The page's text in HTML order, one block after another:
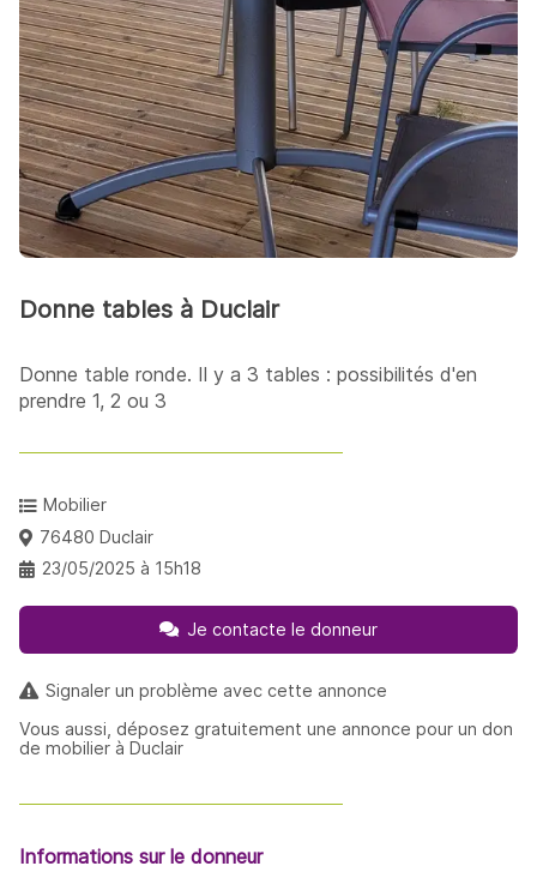
Donne tables à Duclair
Donne table ronde. Il y a 3 tables : possibilités d'en
prendre 1, 2 ou 3
Mobilier
76480 Duclair
23/05/2025 à 15h18
Je contacte le donneur
Signaler un problème avec cette annonce
Vous aussi, déposez gratuitement une annonce pour un don
de mobilier à Duclair
Informations sur le donneur